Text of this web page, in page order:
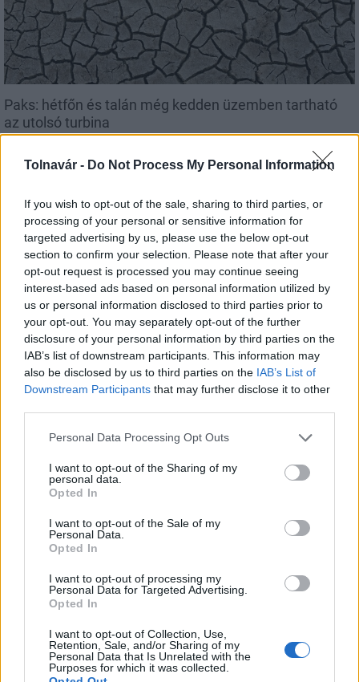
Tolnavár - Do Not Process My Personal Information
If you wish to opt-out of the sale, sharing to third parties, or
processing of your personal or sensitive information for
targeted advertising by us, please use the below opt-out
section to confirm your selection. Please note that after your
opt-out request is processed you may continue seeing
interest-based ads based on personal information utilized by
us or personal information disclosed to third parties prior to
your opt-out. You may separately opt-out of the further
disclosure of your personal information by third parties on the
IAB’s list of downstream participants. This information may
also be disclosed by us to third parties on the IAB’s List of
Downstream Participants that may further disclose it to other
Please note that this website/app uses one or more Google
not limited to your visit or usage behaviour. You may click to
grant or deny consent to Google and its third-party tags to
use your data for below specified purposes in below Google
consent section.
Personal Data Processing Opt Outs
I want to opt-out of the Sharing of my
personal data.
Opted In
I want to opt-out of the Sale of my
Personal Data.
Opted In
I want to opt-out of processing my
Personal Data for Targeted Advertising.
Opted In
I want to opt-out of Collection, Use,
Retention, Sale, and/or Sharing of my
Personal Data that Is Unrelated with the
Purposes for which it was collected.
Paks: hétfőn és talán még kedden üzemben tartható
az utolsó turbina
Aktuális
Az atomerőmű egyetlen hatása a környezetre, hogy a
Duna vizét némileg felmelegíti
MAGYAR ÉPÍTŐK